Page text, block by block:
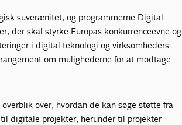
suverænitet, og programmerne Digital
der skal styrke Europas konkurrenceevne og
i digital teknologi og virksomheders
om mulighederne for at modtage
over, hvordan de kan søge støtte fra
digitale projekter, herunder til projekter